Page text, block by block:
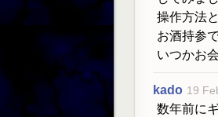
操作方法
お酒持参
いつかお
kado 19
数年前に